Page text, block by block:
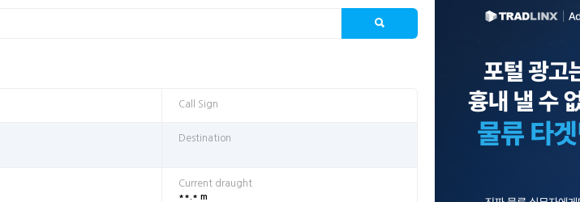
Call Sign
Destination
Current draught
**.* m